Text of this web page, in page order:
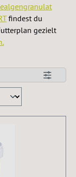
findest du
gezielt